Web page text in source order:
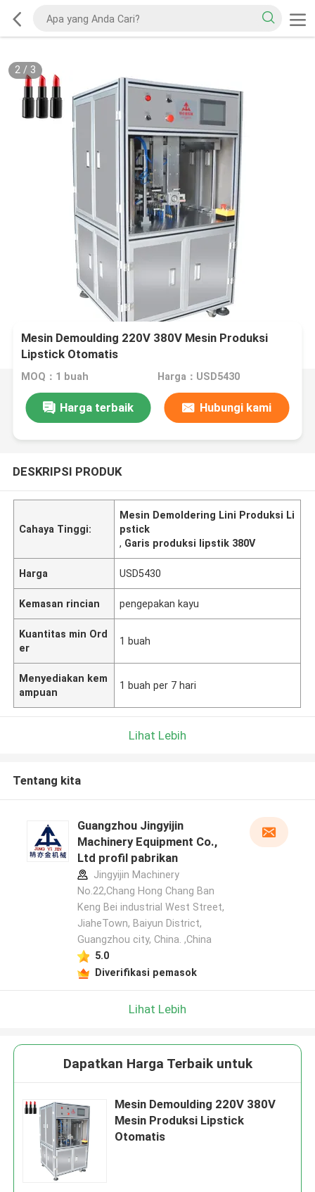
2/ 3
Mesin Demoulding 220V 380V Mesin Produksi
Lipstick Otomatis
MOQ：1 buah Harga：USD5430
Harga terbaik Hubungi kami
DESKRIPSI PRODUK
Cahaya Tinggi:
Mesin Demoldering Lini Produksi Li
pstick
, Garis produksi lipstik 380V
Harga USD5430
Kemasan rincian pengepakan kayu
Kuantitas min Ord
er
1 buah
Menyediakan kem
ampuan
1 buah per 7 hari
Lihat Lebih
Tentang kita
Guangzhou Jingyijin
Machinery Equipment Co.,
Ltd profil pabrikan
Jingyijin Machinery
No.22,Chang Hong Chang Ban
Keng Bei industrial West Street,
JiaheTown, Baiyun District,
Guangzhou city, China. ,China
5.0
Diverifikasi pemasok
Lihat Lebih
Dapatkan Harga Terbaik untuk
Mesin Demoulding 220V 380V
Mesin Produksi Lipstick
Otomatis